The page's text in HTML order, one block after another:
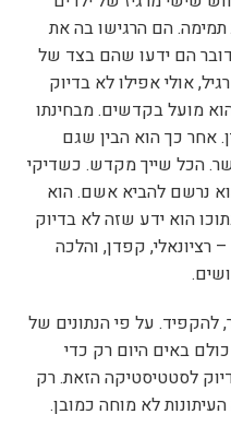
הם הרגישו בה את
הם ידעו שהם בצד של
אולי אפילו לא בדיוק
מועל בקדשים. מבחינתו
אחר כך הוא הבין שגם
הכל שייך מקדש. כשדיקי
נרשם להביא אשם. הוא
הוא ידע שזה לא בדיוק
רציונאלי, קפדן, והלכה
להקפיד. על פי הנתונים של
באים היום רק כדי
לסטטיסטיקה הזאת. רק
לא מוחה כמובן.